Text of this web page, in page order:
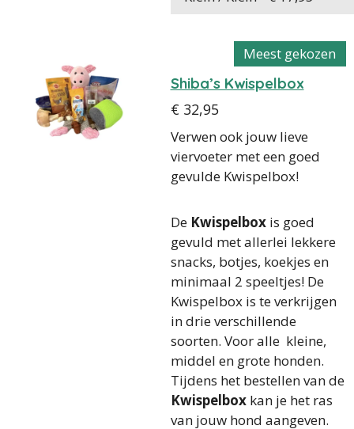
Meest gekozen
Shiba’s Kwispelbox
€ 32,95
Verwen ook jouw lieve
viervoeter met een goed
gevulde Kwispelbox!
De Kwispelboxis goed
gevuld met allerlei lekkere
snacks, botjes, koekjes en
minimaal 2 speeltjes! De
Kwispelbox is te verkrijgen
in drie verschillende
soorten. Voor alle kleine,
middel en grote honden.
Tijdens het bestellen van de
Kwispelboxkan je het ras
van jouw hond aangeven.